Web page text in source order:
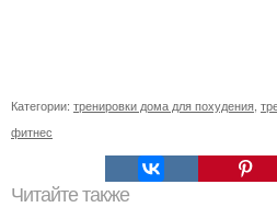
Категории: тренировки дома для похудения
фитнес
Читайте также